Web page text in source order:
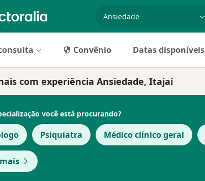
Convênio Datas disponíveis
com experiência Ansiedade, Itajaí
você está procurando?
Psiquiatra Médico clínico geral